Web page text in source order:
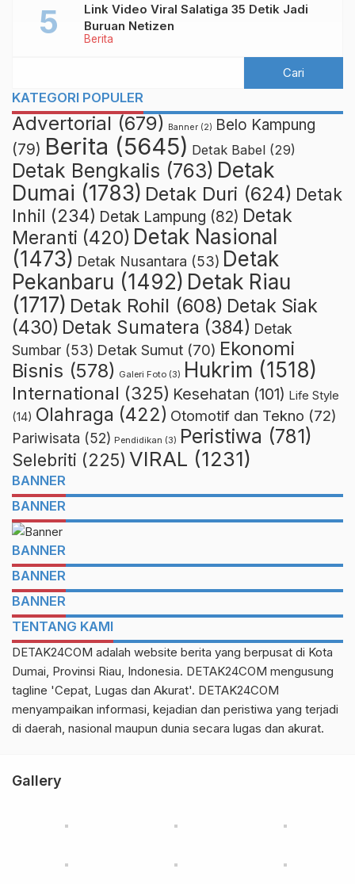
Berita
Link Video Viral Salatiga 35 Detik Jadi
Buruan Netizen
KATEGORI POPULER
Advertorial (679) Banner (2) Belo Kampung
(79) Berita (5645) Detak Babel (29)
Detak Bengkalis (763) Detak
Dumai (1783) Detak Duri (624) Detak
Inhil (234) Detak Lampung (82) Detak
Meranti (420) Detak Nasional
(1473) Detak Nusantara (53) Detak
Pekanbaru (1492) Detak Riau
(1717) Detak Rohil (608) Detak Siak
(430) Detak Sumatera (384) Detak
Sumbar (53) Detak Sumut (70) Ekonomi
Bisnis (578) Galeri Foto (3) Hukrim (1518)
International (325) Kesehatan (101) Life Style
(14) Olahraga (422) Otomotif dan Tekno (72)
Pariwisata (52) Pendidikan (3) Peristiwa (781)
Selebriti (225) VIRAL (1231)
BANNER
BANNER
BANNER
BANNER
BANNER
TENTANG KAMI
DETAK24COM adalah website berita yang berpusat di Kota
Dumai, Provinsi Riau, Indonesia. DETAK24COM mengusung
tagline 'Cepat, Lugas dan Akurat'. DETAK24COM
menyampaikan informasi, kejadian dan peristiwa yang terjadi
di daerah, nasional maupun dunia secara lugas dan akurat.
Gallery